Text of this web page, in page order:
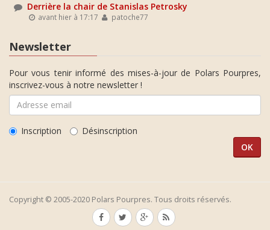
Derrière la chair de Stanislas Petrosky
avant hier à 17:17 patoche77
Newsletter
Pour vous tenir informé des mises-à-jour de Polars Pourpres,
inscrivez-vous à notre newsletter !
Inscription Désinscription
Copyright © 2005-2020 Polars Pourpres. Tous droits réservés.